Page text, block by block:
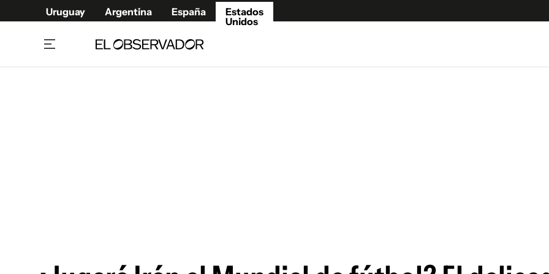
Uruguay Argentina España
Estados
Unidos